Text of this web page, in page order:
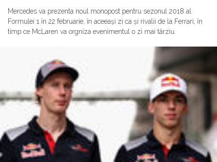
Mercedes va prezenta noul monopost pentru sezonul 2018 al
Formulei 1 în 22 februarie, în aceeași zi ca și rivalii de la Ferrari, în
timp ce McLaren va orgniza evenimentul o zi mai târziu.